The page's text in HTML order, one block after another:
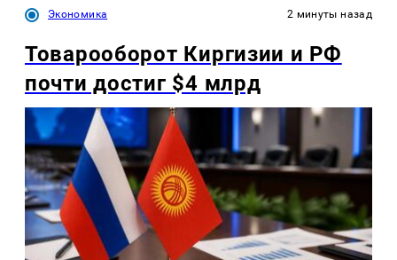
Экономика 2 минуты назад
Товарооборот Киргизии и РФ
почти достиг $4 млрд